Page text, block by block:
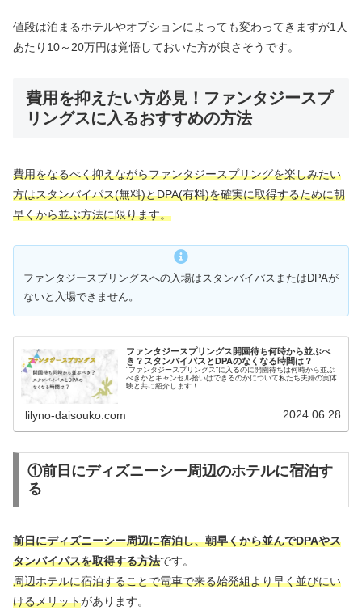
値段は泊まるホテルやオプションによっても変わってきますが1人
あたり10～20万円は覚悟しておいた方が良さそうです。
費用を抑えたい方必見！ファンタジースプ
リングスに入るおすすめの方法
費用をなるべく抑えながらファンタジースプリングを楽しみたい
方はスタンバイパス(無料)とDPA(有料)を確実に取得するために朝
早くから並ぶ方法に限ります。
ファンタジースプリングスへの入場はスタンバイパスまたはDPAが
ないと入場できません。
ファンタジースプリングス開園待ち何時から並ぶべ
き？スタンバイパスとDPAのなくなる時間は？
"ファンタジースプリングス"に入るのに開園待ちは何時から並ぶ
べきかとキャンセル拾いはできるのかについて私たち夫婦の実体
験と共に紹介します！
lilyno-daisouko.com 2024.06.28
①前日にディズニーシー周辺のホテルに宿泊す
る
前日にディズニーシー周辺に宿泊し、朝早くから並んでDPAやス
タンバイパスを取得する方法です。
周辺ホテルに宿泊することで電車で来る始発組より早く並びにい
けるメリットがあります。